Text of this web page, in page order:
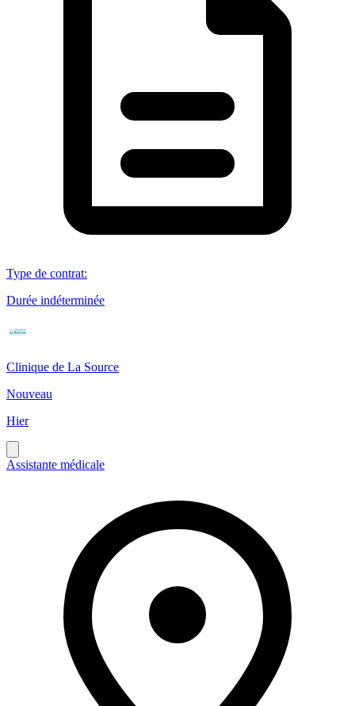
Type de contrat:
Durée indéterminée
Clinique de La Source
Nouveau
Hier
Assistante médicale